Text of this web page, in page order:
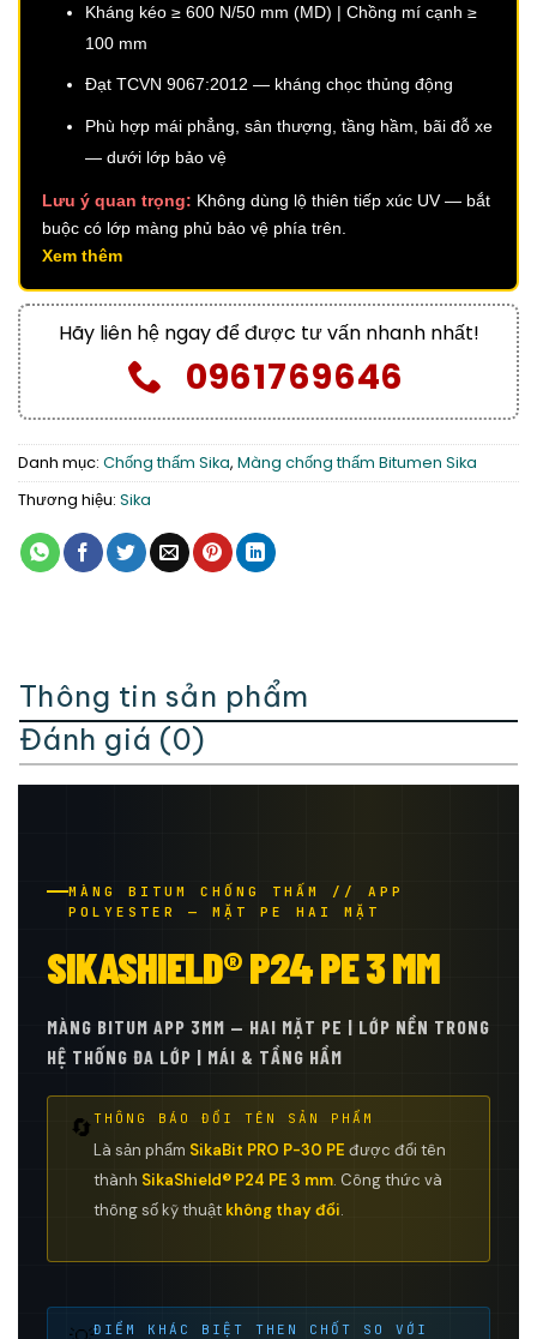
Kháng kéo ≥ 600 N/50 mm (MD) | Chồng mí cạnh ≥
100 mm
Đạt TCVN 9067:2012 — kháng chọc thủng động
Phù hợp mái phẳng, sân thượng, tầng hầm, bãi đỗ xe
— dưới lớp bảo vệ
Lưu ý quan trọng: Không dùng lộ thiên tiếp xúc UV — bắt
buộc có lớp màng phủ bảo vệ phía trên.
Xem thêm
Hãy liên hệ ngay để được tư vấn nhanh nhất!
0961769646
Danh mục: Chống thấm Sika, Màng chống thấm Bitumen Sika
Thương hiệu: Sika
Thông tin sản phẩm
Đánh giá (0)
MÀNG BITUM CHỐNG THẤM // APP
POLYESTER — MẶT PE HAI MẶT
SIKASHIELD® P24 PE 3 MM
MÀNG BITUM APP 3MM — HAI MẶT PE | LỚP NỀN TRONG
HỆ THỐNG ĐA LỚP | MÁI & TẦNG HẦM
🔄THÔNG BÁO ĐỔI TÊN SẢN PHẨM
Là sản phẩm SikaBit PRO P-30 PE được đổi tên
thành SikaShield® P24 PE 3 mm. Công thức và
thông số kỹ thuật không thay đổi.
ĐIỂM KHÁC BIỆT THEN CHỐT SO VỚI